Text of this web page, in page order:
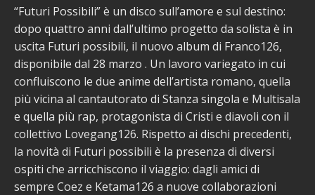
“Futuri Possibili” è un disco sull’amore e sul destino:
dopo quattro anni dall’ultimo progetto da solista è in
uscita Futuri possibili, il nuovo album di Franco126,
disponibile dal 28 marzo . Un lavoro variegato in cui
confluiscono le due anime dell’artista romano, quella
più vicina al cantautorato di Stanza singola e Multisala
e quella più rap, protagonista di Cristi e diavoli con il
collettivo Lovegang126. Rispetto ai dischi precedenti,
la novità di Futuri possibili è la presenza di diversi
ospiti che arricchiscono il viaggio: dagli amici di
sempre Coez e Ketama126 a nuove collaborazioni